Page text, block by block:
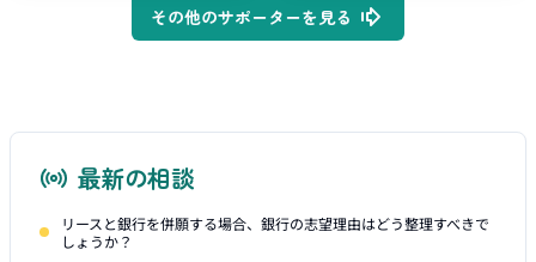
その他のサポーターを見る
最新の相談
リースと銀行を併願する場合、銀行の志望理由はどう整理すべきで
しょうか？